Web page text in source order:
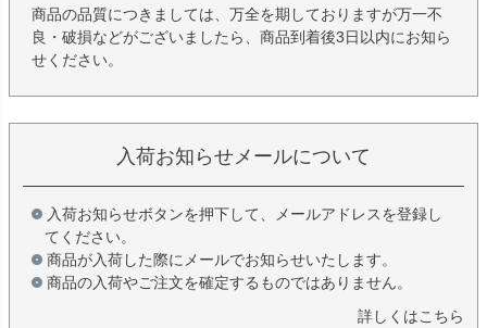
商品の品質につきましては、万全を期しておりますが万一不
良・破損などがございましたら、商品到着後3日以内にお知ら
せください。
入荷お知らせメールについて
入荷お知らせボタンを押下して、メールアドレスを登録し
てください。
商品が入荷した際にメールでお知らせいたします。
商品の入荷やご注文を確定するものではありません。
詳しくはこちら